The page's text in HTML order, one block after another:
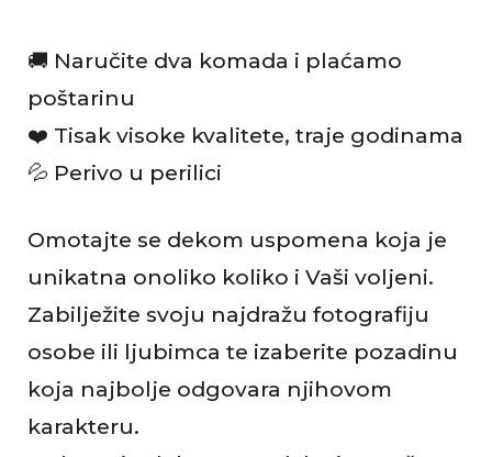
🚚 Naručite dva komada i plaćamo
poštarinu
❤️ Tisak visoke kvalitete, traje godinama
💦 Perivo u perilici
Omotajte se dekom uspomena koja je
unikatna onoliko koliko i Vaši voljeni.
Zabilježite svoju najdražu fotografiju
osobe ili ljubimca te izaberite pozadinu
koja najbolje odgovara njihovom
karakteru.